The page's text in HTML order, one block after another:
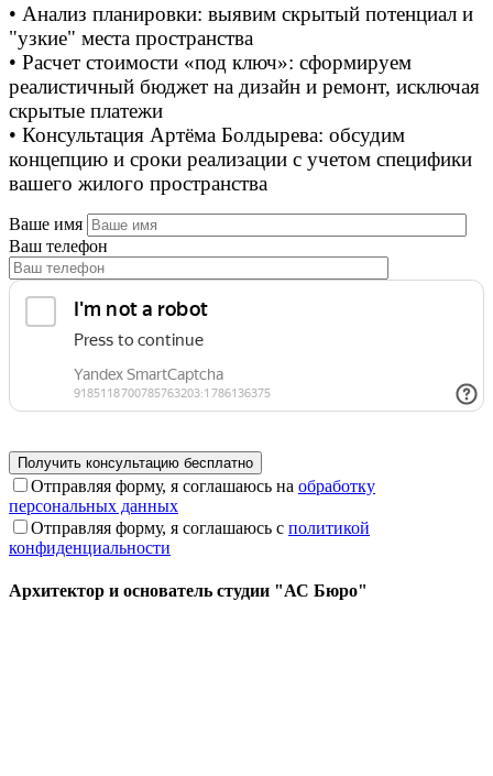
• Анализ планировки: выявим скрытый потенциал и
"узкие" места пространства
• Расчет стоимости «под ключ»: сформируем
реалистичный бюджет на дизайн и ремонт, исключая
скрытые платежи
• Консультация Артёма Болдырева: обсудим
концепцию и сроки реализации с учетом специфики
вашего жилого пространства
Ваше имя
Ваш телефон
Отправляя форму, я соглашаюсь на обработку
персональных данных
Отправляя форму, я соглашаюсь с политикой
конфиденциальности
Архитектор и основатель студии "АС Бюро"